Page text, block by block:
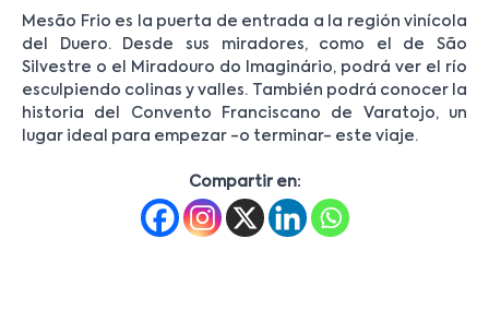
Mesão Frio es la puerta de entrada a la región vinícola
del Duero. Desde sus miradores, como el de São
Silvestre o el Miradouro do Imaginário, podrá ver el río
esculpiendo colinas y valles. También podrá conocer la
historia del Convento Franciscano de Varatojo, un
lugar ideal para empezar -o terminar- este viaje.
Compartir en: